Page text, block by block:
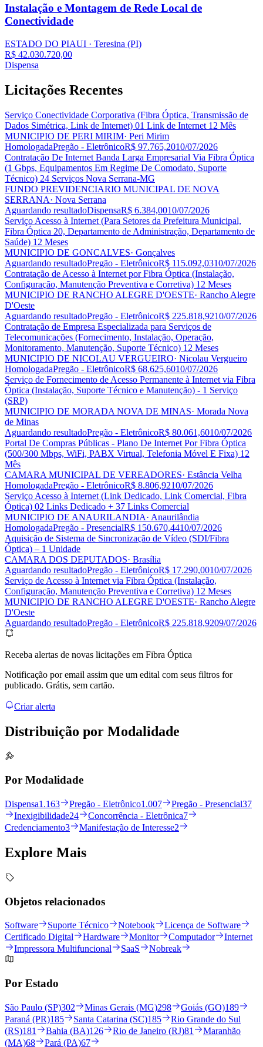
Instalação e Montagem de Rede Local de
Conectividade
ESTADO DO PIAUI · Teresina (PI)
R$ 42.030.720,00
Dispensa
Licitações Recentes
Serviço Conectividade Corporativa (Fibra Óptica, Transmissão de
Dados Simétrica, Link de Internet) 01 Link de Internet 12 Mês
MUNICIPIO DE PERI MIRIM· Peri Mirim
HomologadaPregão - EletrônicoR$ 97.765,2010/07/2026
Contratação De Internet Banda Larga Empresarial Via Fibra Óptica
(1 Gbps, Equipamentos Em Regime De Comodato, Suporte
Técnico) 24 Serviços Nova Serrana-MG
FUNDO PREVIDENCIARIO MUNICIPAL DE NOVA
SERRANA· Nova Serrana
Aguardando resultadoDispensaR$ 6.384,0010/07/2026
Serviço Acesso à Internet (Para Setores da Prefeitura Municipal,
Fibra Óptica 20, Departamento de Administração, Departamento de
Saúde) 12 Meses
MUNICIPIO DE GONCALVES· Gonçalves
Aguardando resultadoPregão - EletrônicoR$ 115.092,0310/07/2026
Contratação de Acesso à Internet por Fibra Óptica (Instalação,
Configuração, Manutenção Preventiva e Corretiva) 12 Meses
MUNICIPIO DE RANCHO ALEGRE D'OESTE· Rancho Alegre
D'Oeste
Aguardando resultadoPregão - EletrônicoR$ 225.818,9210/07/2026
Contratação de Empresa Especializada para Serviços de
Telecomunicações (Fornecimento, Instalação, Operação,
Monitoramento, Manutenção, Suporte Técnico) 12 Meses
MUNICIPIO DE NICOLAU VERGUEIRO· Nicolau Vergueiro
HomologadaPregão - EletrônicoR$ 68.625,6010/07/2026
Serviço de Fornecimento de Acesso Permanente à Internet via Fibra
Óptica (Instalação, Suporte Técnico e Manutenção) - 1 Serviço
(SRP)
MUNICIPIO DE MORADA NOVA DE MINAS· Morada Nova
de Minas
Aguardando resultadoPregão - EletrônicoR$ 80.061,6010/07/2026
Portal De Compras Públicas - Plano De Internet Por Fibra Óptica
(500/300 Mbps, WiFi, PABX Virtual, Telefonia Móvel E Fixa) 12
Mês
CAMARA MUNICIPAL DE VEREADORES· Estância Velha
HomologadaPregão - EletrônicoR$ 8.806,9210/07/2026
Serviço Acesso à Internet (Link Dedicado, Link Comercial, Fibra
Óptica) 02 Links Dedicado + 37 Links Comercial
MUNICIPIO DE ANAURILANDIA· Anaurilândia
HomologadaPregão - PresencialR$ 150.670,4410/07/2026
Aquisição de Sistema de Sincronização de Vídeo (SDI/Fibra
Óptica) – 1 Unidade
CAMARA DOS DEPUTADOS· Brasília
Aguardando resultadoPregão - EletrônicoR$ 17.290,0010/07/2026
Serviço de Acesso à Internet via Fibra Óptica (Instalação,
Configuração, Manutenção Preventiva e Corretiva) 12 Meses
MUNICIPIO DE RANCHO ALEGRE D'OESTE· Rancho Alegre
D'Oeste
Aguardando resultadoPregão - EletrônicoR$ 225.818,9209/07/2026
Receba alertas de novas licitações em Fibra Óptica
Notificação por email assim que um edital com seus filtros for
publicado. Grátis, sem cartão.
Criar alerta
Distribuição por Modalidade
Por Modalidade
Dispensa1.163 Pregão - Eletrônico1.007 Pregão - Presencial37
Inexigibilidade24 Concorrência - Eletrônica7
Credenciamento3 Manifestação de Interesse2
Explore Mais
Objetos relacionados
Software Suporte Técnico Notebook
Licença de Software
Certificado Digital
Hardware Monitor Computador
Internet
Impressora Multifuncional
SaaS Nobreak
Por Estado
São Paulo (SP)302 Minas Gerais (MG)298 Goiás (GO)189
Paraná (PR)185 Santa Catarina (SC)185
Rio Grande do Sul
(RS)181 Bahia (BA)126 Rio de Janeiro (RJ)81
Maranhão
(MA)68 Pará (PA)67